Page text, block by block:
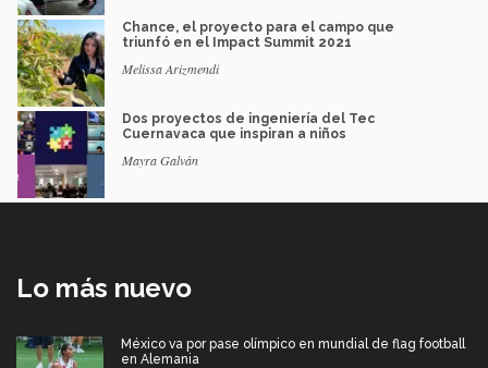
Chance, el proyecto para el campo que
triunfó en el Impact Summit 2021
Melissa Arizmendi
Dos proyectos de ingeniería del Tec
Cuernavaca que inspiran a niños
Mayra Galván
Lo más nuevo
México va por pase olímpico en mundial de flag football
en Alemania